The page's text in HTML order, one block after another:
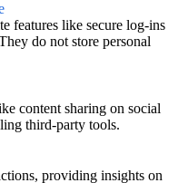
features like secure log-ins
do not store personal
content sharing on social
third-party tools.
providing insights on